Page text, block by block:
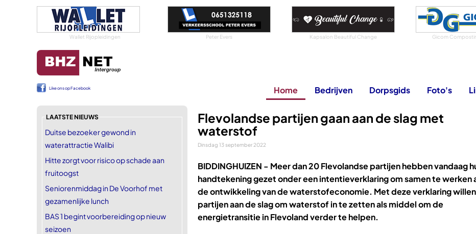
Wallet Rijopleidingen Peter Evers Kapsalon Beautiful Change Gicom
Like ons op Facebook Home Bedrijven Dorpsgids Foto's
LAATSTE NIEUWS
Duitse bezoeker gewond in
waterattractie Walibi
Hitte zorgt voor risico op schade aan
fruitoogst
Seniorenmiddag in De Voorhof met
gezamenlijke lunch
BAS 1 begint voorbereiding op nieuw
seizoen
Flevolandse partijen gaan aan de slag met
waterstof
Dinsdag 13 september 2022
BIDDINGHUIZEN - Meer dan 20 Flevolandse partijen hebben vandaag
handtekening gezet onder een intentieverklaring om samen te werken
de ontwikkeling van de waterstofeconomie. Met deze verklaring
partijen aan de slag om waterstof in te zetten als middel om de
energietransitie in Flevoland verder te helpen.